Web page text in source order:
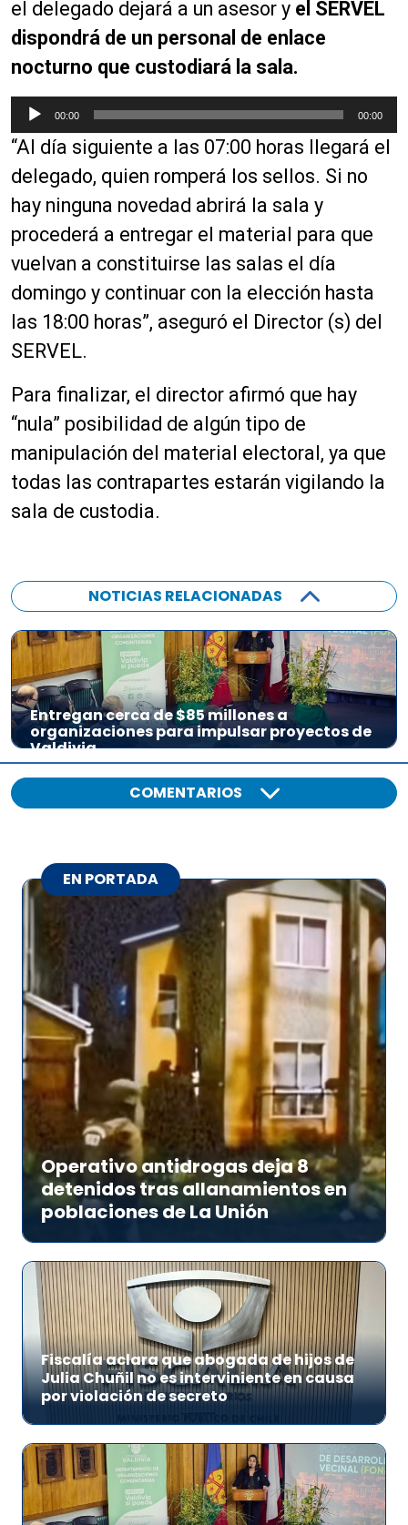
o
el delegado dejará a un asesor y el SERVEL
dispondrá de un personal de enlace
nocturno que custodiará la sala.
e
p
r
o
d
u
c
o
r
d
a
u
d
i
o
00:00 00:00
“Al día siguiente a las 07:00 horas llegará el
delegado, quien romperá los sellos. Si no
hay ninguna novedad abrirá la sala y
procederá a entregar el material para que
vuelvan a constituirse las salas el día
domingo y continuar con la elección hasta
las 18:00 horas”, aseguró el Director (s) del
SERVEL.
Para finalizar, el director afirmó que hay
“nula” posibilidad de algún tipo de
manipulación del material electoral, ya que
todas las contrapartes estarán vigilando la
sala de custodia.
NOTICIAS RELACIONADAS
Entregan cerca de $85 millones a
organizaciones para impulsar proyectos de
Valdivia
COMENTARIOS
EN PORTADA
Operativo antidrogas deja 8
detenidos tras allanamientos en
poblaciones de La Unión
Fiscalía aclara que abogada de hijos de
Julia Chuñil no es interviniente en causa
por violación de secreto